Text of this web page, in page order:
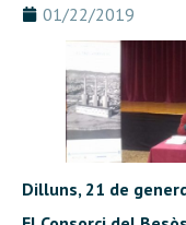
01/22/2019
Dilluns, 21 de